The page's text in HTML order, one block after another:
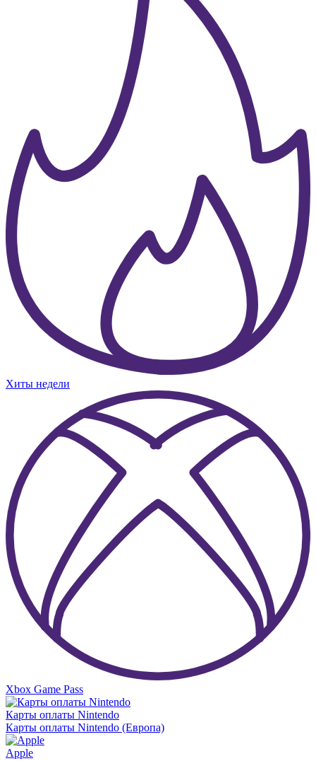
Хиты недели
Xbox Game Pass
Карты оплаты Nintendo
Карты оплаты Nintendo (Европа)
Apple